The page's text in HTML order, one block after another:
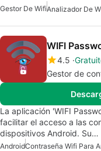
Gestor De WifiAnalizador De
WIFI
4.5
Gestor de
La aplicación 'WIFI
facilitar el acceso a las
dispositivos Android. Su…
AndroidContraseña Wifi Para